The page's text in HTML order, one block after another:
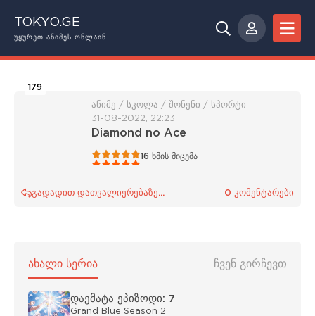
TOKYO.GE
ᲣᲧᲣᲠᲔᲗ ᲐᲜᲘᲛᲔᲡ ᲝᲜᲚᲐᲘᲜ
179
ანიმე / სკოლა / შონენი / სპორტი
31-08-2022, 22:23
Diamond no Ace
16 ხმის მიცემა
გადადით დათვალიერებაზე... 0 კომენტარები
ᲐᲮᲐᲚᲘ ᲡᲔᲠᲘᲐ ᲩᲕᲔᲜ ᲒᲘᲠᲩᲔᲕᲗ
დაემატა ეპიზოდი: 7
Grand Blue Season 2